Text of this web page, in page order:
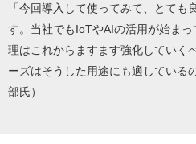
「今回導入して使ってみて、とても
す。当社でもIoTやAIの活用が始ま
理はこれからますます強化していく
ーズはそうした用途にも適している
部氏）